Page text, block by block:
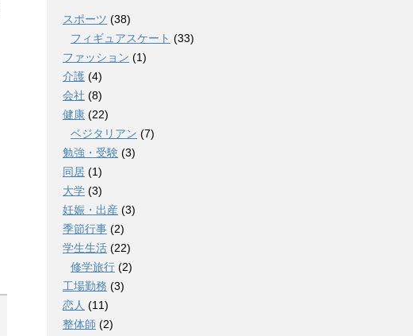
スポーツ (38)
フィギュアスケート (33)
ファッション (1)
介護 (4)
会社 (8)
健康 (22)
ベジタリアン (7)
勉強・受験 (3)
同居 (1)
大学 (3)
妊娠・出産 (3)
季節行事 (2)
学生生活 (22)
修学旅行 (2)
工場勤務 (3)
恋人 (11)
整体師 (2)